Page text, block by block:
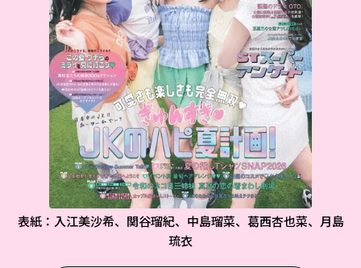
表紙：入江美沙希、関谷瑠紀、中島瑠菜、葛西杏也菜、月島
琉衣